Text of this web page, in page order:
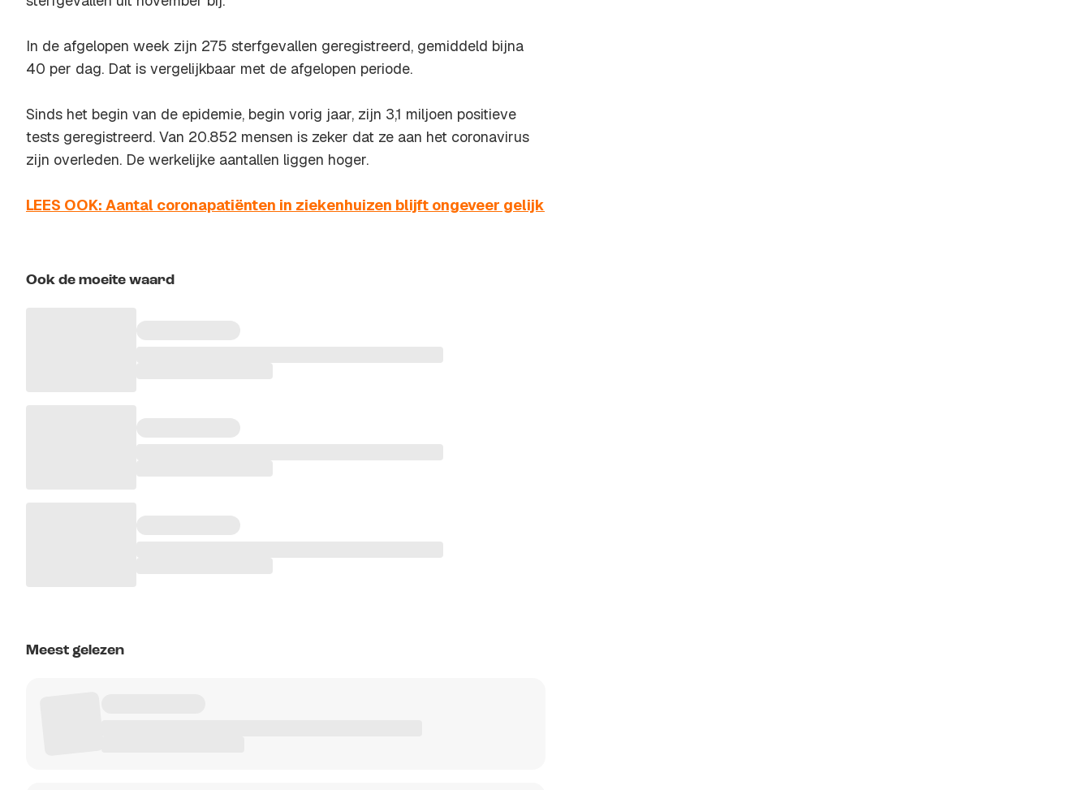
In de afgelopen week zijn 275 sterfgevallen geregistreerd, gemiddeld bijna
40 per dag. Dat is vergelijkbaar met de afgelopen periode.
Sinds het begin van de epidemie, begin vorig jaar, zijn 3,1 miljoen positieve
tests geregistreerd. Van 20.852 mensen is zeker dat ze aan het coronavirus
zijn overleden. De werkelijke aantallen liggen hoger.
LEES OOK: Aantal coronapatiënten in ziekenhuizen blijft ongeveer gelijk
Ook de moeite waard
Meest gelezen